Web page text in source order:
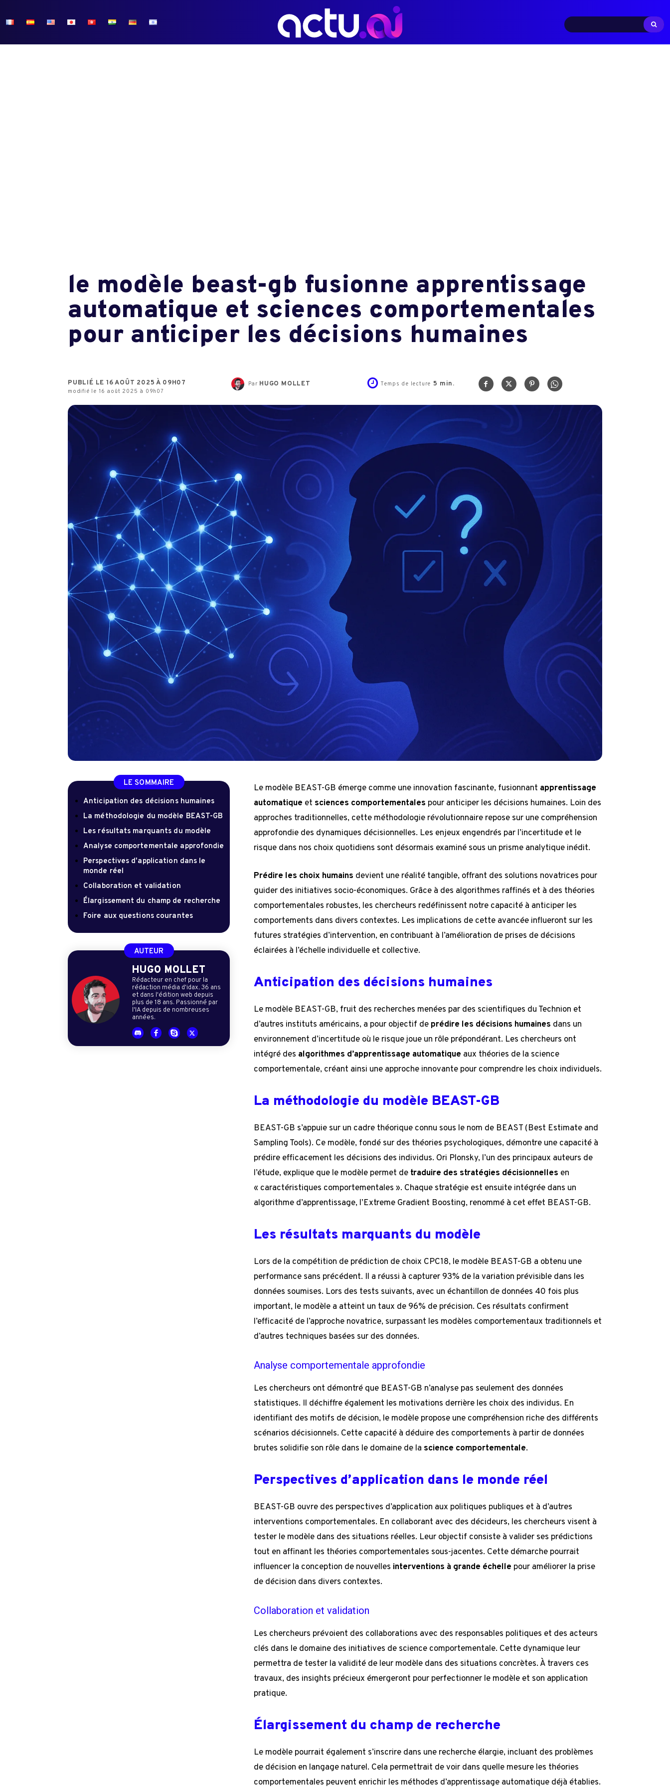
le modèle beast-gb fusionne apprentissage
automatique et sciences comportementales
pour anticiper les décisions humaines
PUBLIÉ LE 16 AOÛT 2025 À 09H07
modifié le 16 août 2025 à 09h07
Par HUGO MOLLET Temps de lecture 5 min.
LE SOMMAIRE
Anticipation des décisions humaines
La méthodologie du modèle BEAST-GB
Les résultats marquants du modèle
Analyse comportementale approfondie
Perspectives d'application dans le
monde réel
Collaboration et validation
Élargissement du champ de recherche
Foire aux questions courantes
AUTEUR
HUGO MOLLET
Rédacteur en chef pour la
rédaction média d'idax, 36 ans
et dans l'édition web depuis
plus de 18 ans. Passionné par
l'IA depuis de nombreuses
années.
Le modèle BEAST-GB émerge comme une innovation fascinante, fusionnant apprentissage
automatique et sciences comportementales pour anticiper les décisions humaines. Loin des
approches traditionnelles, cette méthodologie révolutionnaire repose sur une compréhension
approfondie des dynamiques décisionnelles. Les enjeux engendrés par l’incertitude et le
risque dans nos choix quotidiens sont désormais examiné sous un prisme analytique inédit.
Prédire les choix humains devient une réalité tangible, offrant des solutions novatrices pour
guider des initiatives socio-économiques. Grâce à des algorithmes raffinés et à des théories
comportementales robustes, les chercheurs redéfinissent notre capacité à anticiper les
comportements dans divers contextes. Les implications de cette avancée influeront sur les
futures stratégies d’intervention, en contribuant à l’amélioration de prises de décisions
éclairées à l’échelle individuelle et collective.
Anticipation des décisions humaines
Le modèle BEAST-GB, fruit des recherches menées par des scientifiques du Technion et
d’autres instituts américains, a pour objectif de prédire les décisions humaines dans un
environnement d’incertitude où le risque joue un rôle prépondérant. Les chercheurs ont
intégré des algorithmes d’apprentissage automatique aux théories de la science
comportementale, créant ainsi une approche innovante pour comprendre les choix individuels.
La méthodologie du modèle BEAST-GB
BEAST-GB s’appuie sur un cadre théorique connu sous le nom de BEAST (Best Estimate and
Sampling Tools). Ce modèle, fondé sur des théories psychologiques, démontre une capacité à
prédire efficacement les décisions des individus. Ori Plonsky, l’un des principaux auteurs de
l’étude, explique que le modèle permet de traduire des stratégies décisionnelles en
« caractéristiques comportementales ». Chaque stratégie est ensuite intégrée dans un
algorithme d’apprentissage, l’Extreme Gradient Boosting, renommé à cet effet BEAST-GB.
Les résultats marquants du modèle
Lors de la compétition de prédiction de choix CPC18, le modèle BEAST-GB a obtenu une
performance sans précédent. Il a réussi à capturer 93% de la variation prévisible dans les
données soumises. Lors des tests suivants, avec un échantillon de données 40 fois plus
important, le modèle a atteint un taux de 96% de précision. Ces résultats confirment
l’efficacité de l’approche novatrice, surpassant les modèles comportementaux traditionnels et
d’autres techniques basées sur des données.
Analyse comportementale approfondie
Les chercheurs ont démontré que BEAST-GB n’analyse pas seulement des données
statistiques. Il déchiffre également les motivations derrière les choix des individus. En
identifiant des motifs de décision, le modèle propose une compréhension riche des différents
scénarios décisionnels. Cette capacité à déduire des comportements à partir de données
brutes solidifie son rôle dans le domaine de la science comportementale.
Perspectives d’application dans le monde réel
BEAST-GB ouvre des perspectives d’application aux politiques publiques et à d’autres
interventions comportementales. En collaborant avec des décideurs, les chercheurs visent à
tester le modèle dans des situations réelles. Leur objectif consiste à valider ses prédictions
tout en affinant les théories comportementales sous-jacentes. Cette démarche pourrait
influencer la conception de nouvelles interventions à grande échelle pour améliorer la prise
de décision dans divers contextes.
Collaboration et validation
Les chercheurs prévoient des collaborations avec des responsables politiques et des acteurs
clés dans le domaine des initiatives de science comportementale. Cette dynamique leur
permettra de tester la validité de leur modèle dans des situations concrètes. À travers ces
travaux, des insights précieux émergeront pour perfectionner le modèle et son application
pratique.
Élargissement du champ de recherche
Le modèle pourrait également s’inscrire dans une recherche élargie, incluant des problèmes
de décision en langage naturel. Cela permettrait de voir dans quelle mesure les théories
comportementales peuvent enrichir les méthodes d’apprentissage automatique déjà établies.